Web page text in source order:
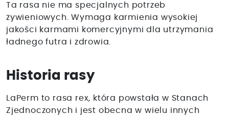
Ta rasa nie ma specjalnych potrzeb
żywieniowych. Wymaga karmienia wysokiej
jakości karmami komercyjnymi dla utrzymania
ładnego futra i zdrowia.
Historia rasy
LaPerm to rasa rex, która powstała w Stanach
Zjednoczonych i jest obecna w wielu innych